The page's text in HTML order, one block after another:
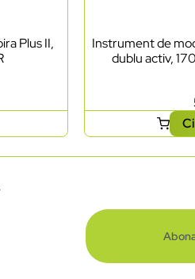
Plus II,
Instrument de
dublu activ,